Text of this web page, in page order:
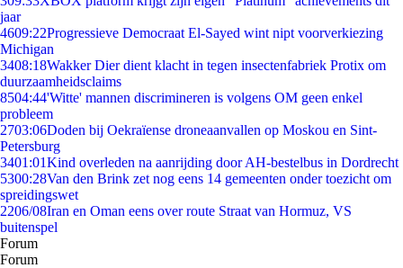
jaar
4609:22Progressieve Democraat El-Sayed wint nipt voorverkiezing
Michigan
3408:18Wakker Dier dient klacht in tegen insectenfabriek Protix om
duurzaamheidsclaims
8504:44'Witte' mannen discrimineren is volgens OM geen enkel
probleem
2703:06Doden bij Oekraïense droneaanvallen op Moskou en Sint-
Petersburg
3401:01Kind overleden na aanrijding door AH-bestelbus in Dordrecht
5300:28Van den Brink zet nog eens 14 gemeenten onder toezicht om
spreidingswet
2206/08Iran en Oman eens over route Straat van Hormuz, VS
buitenspel
Forum
Forum